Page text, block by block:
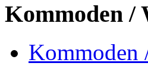
Kommoden /
Kommoden